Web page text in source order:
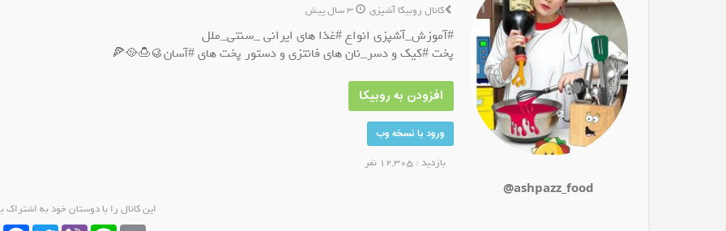
@ashpazz_food
کانال روبیکا آشپزی 3 سال پیش
#آموزش_آشپزی انواع #غذا های ایرانی _سنتی_ملل
پخت #کیک و دسر_نان های فانتزی و دستور پخت های #آسان🥮🍮🥘🍕
افزودن به روبیکا
ورود با نسخه وب
بازدید : 12,305 نفر
این کانال را با دوستان خود به اشتراک
کانال روبیکا آموزش استراتژی آسان
عضو کانال شوید
کانال روبیکا کاظم قادری